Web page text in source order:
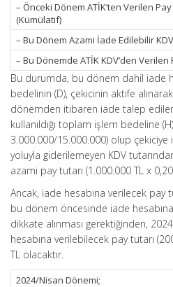
– Önceki Dönem ATİK’ten Verilen Pay
(Kümülatif)
– Bu Dönem Azami İade Edilebilir KDV
– Bu Dönemde ATİK KDV’den Verilen
Bu durumda, bu dönem dahil iade
bedelinin (D), çekicinin aktife
dönemden itibaren iade talep
kullanıldığı toplam işlem bedeline
3.000.000/15.000.000) olup
yoluyla giderilemeyen KDV
azami pay tutarı (1.000.000 TL x
Ancak, iade hesabına verilecek pay
bu dönem öncesinde iade
dikkate alınması gerektiğinden,
hesabına verilebilecek pay tutarı
TL olacaktır.
2024/Nisan Dönemi;